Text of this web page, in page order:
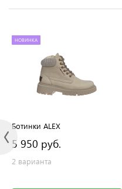
НОВИНКА
Ботинки ALEX
5 950 руб.
2 варианта